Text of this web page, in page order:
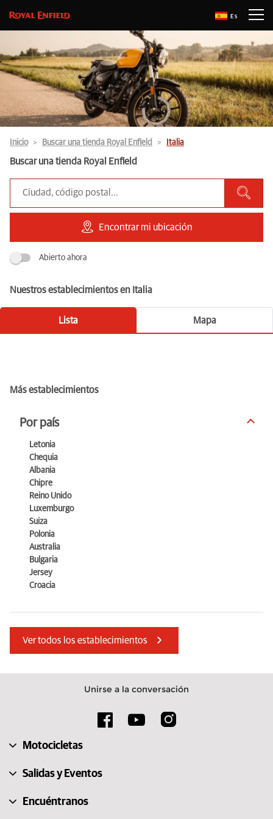
Es
Inicio Buscar una tienda Royal Enfield Italia
Buscar una tienda Royal Enfield
Encontrar mi ubicación
Abierto ahora
Nuestros establecimientos en Italia
Lista Mapa
F.lli Palomba S.r.l.
075 505 1741
Explorar
Comi Moto
Cerrado ahora.
Strada Teverina 20, Viterbo 1100 Viterbo
0761 251422
Explorar
Chitarrai Motors
Cerrado ahora.Abre a las 08:30
075 941 0335
Cerrado ahora.
Via del Sermisone 15, Terni 5100 Terni
0744 300039
Más establecimientos
Por país
Letonia
Chequia
Albania
Chipre
Reino Unido
Luxemburgo
Suiza
Polonia
Australia
Bulgaria
Jersey
Croacia
Ver todos los establecimientos
Unirse a la conversación
Motocicletas
Salidas y Eventos
Encuéntranos